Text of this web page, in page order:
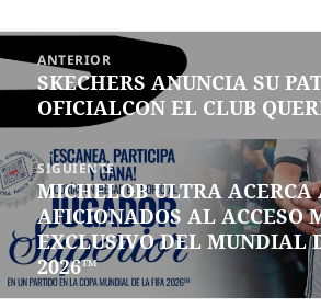
Navegación
entradas
ANTERIOR
Entrada
anterior:
SKECHERS ANUNCIA SU
OFICIALCON EL CLUB
SIGUIENTE
Siguiente
entrada:
MICHELOB ULTRA ACERCA
AFICIONADOS AL ACCESO
EXCLUSIVO DEL MUNDIAL
2026™